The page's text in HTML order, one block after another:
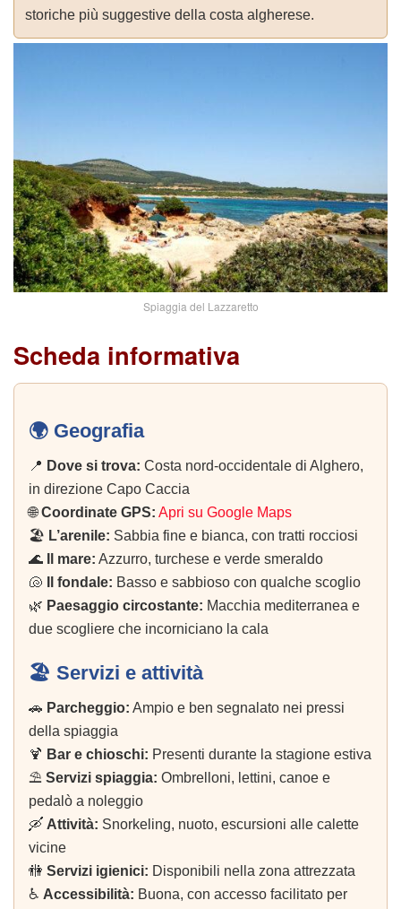
storiche più suggestive della costa algherese.
Spiaggia del Lazzaretto
Scheda informativa
🌍 Geografia
📍 Dove si trova: Costa nord-occidentale di Alghero,
in direzione Capo Caccia
🌐Coordinate GPS: Apri su Google Maps
🏖️ L’arenile: Sabbia fine e bianca, con tratti rocciosi
🌊
Il mare: Azzurro, turchese e verde smeraldo
🐚
Il fondale: Basso e sabbioso con qualche scoglio
🌿 Paesaggio circostante: Macchia mediterranea e
due scogliere che incorniciano la cala
🏖️ Servizi e attività
🚗 Parcheggio: Ampio e ben segnalato nei pressi
della spiaggia
🍹 Bar e chioschi: Presenti durante la stagione estiva
⛱️ Servizi spiaggia: Ombrelloni, lettini, canoe e
pedalò a noleggio
🛶 Attività: Snorkeling, nuoto, escursioni alle calette
vicine
🚻 Servizi igienici: Disponibili nella zona attrezzata
♿ Accessibilità: Buona, con accesso facilitato per